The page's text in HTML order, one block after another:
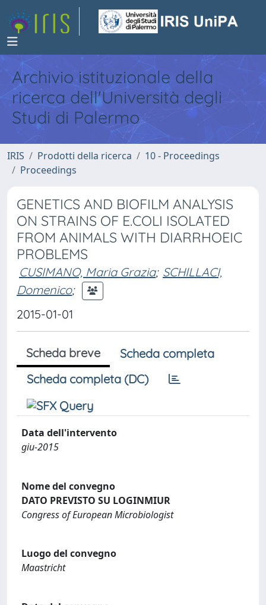
Archivio istituzionale della
ricerca dell'Università degli
Studi di Palermo
IRIS Prodotti della ricerca
10 - Proceedings
Proceedings
GENETICS AND BIOFILM ANALYSIS
ON STRAINS OF E.COLI ISOLATED
FROM ANIMALS WITH DIARRHOEIC
PROBLEMS
CUSIMANO, Maria Grazia; SCHILLACI,
Domenico;
2015-01-01
Scheda breve
Scheda completa
Scheda completa (DC)
Data dell'intervento
giu-2015
Nome del convegno
DATO PREVISTO SU LOGINMIUR
Congress of European Microbiologist
Luogo del convegno
Maastricht